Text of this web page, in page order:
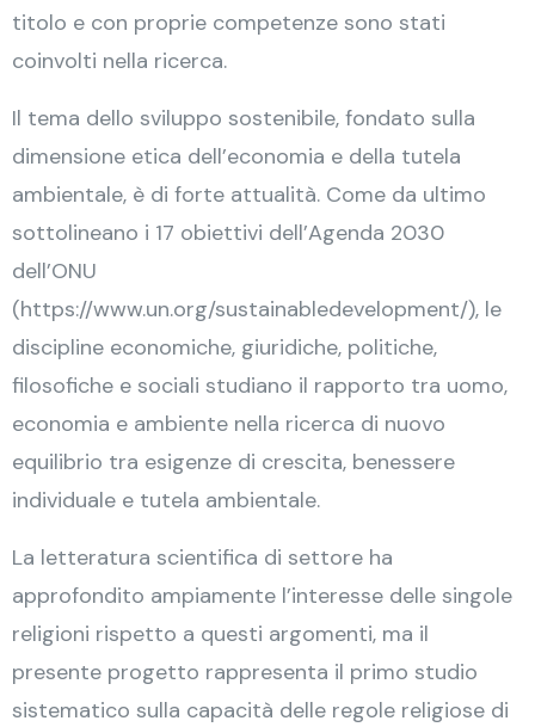
titolo e con proprie competenze sono stati
coinvolti nella ricerca.
Il tema dello sviluppo sostenibile, fondato sulla
dimensione etica dell’economia e della tutela
ambientale, è di forte attualità. Come da ultimo
sottolineano i 17 obiettivi dell’Agenda 2030
dell’ONU
(https://www.un.org/sustainabledevelopment/), le
discipline economiche, giuridiche, politiche,
filosofiche e sociali studiano il rapporto tra uomo,
economia e ambiente nella ricerca di nuovo
equilibrio tra esigenze di crescita, benessere
individuale e tutela ambientale.
La letteratura scientifica di settore ha
approfondito ampiamente l’interesse delle singole
religioni rispetto a questi argomenti, ma il
presente progetto rappresenta il primo studio
sistematico sulla capacità delle regole religiose di